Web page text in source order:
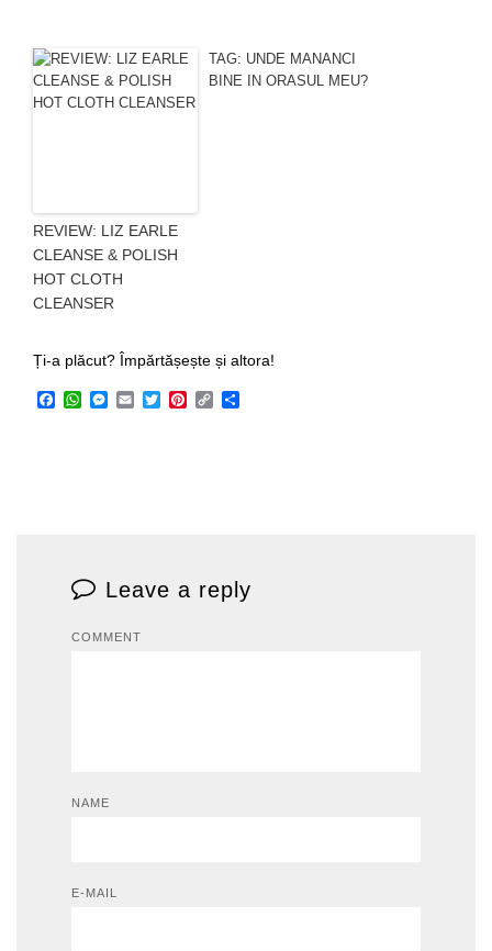
REVIEW: LIZ EARLE
CLEANSE & POLISH
HOT CLOTH
CLEANSER
TAG: UNDE MANANCI
BINE IN ORASUL MEU?
Ți-a plăcut? Împărtășește și altora!
Facebook
WhatsApp
Messenger
EmailTwitterPinterest
Copy
Leave a reply
COMMENT
NAME
E-MAIL